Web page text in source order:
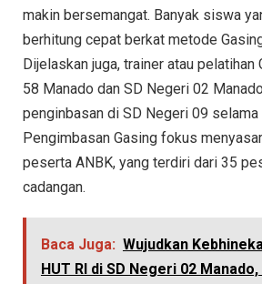
makin bersemangat. Banyak siswa
berhitung cepat berkat metode
Dijelaskan juga, trainer atau pelatihan
58 Manado dan SD Negeri 02
penginbasan di SD Negeri 09 selama
Pengimbasan Gasing fokus
peserta ANBK, yang terdiri dari 35
cadangan.
Baca Juga: Wujudkan
HUT RI di SD Negeri 02